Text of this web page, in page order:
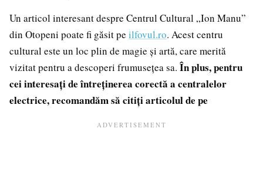
Un articol interesant despre Centrul Cultural „Ion Manu”
din Otopeni poate fi găsit pe ilfovul.ro. Acest centru
cultural este un loc plin de magie și artă, care merită
vizitat pentru a descoperi frumusețea sa. În plus, pentru
cei interesați de întreținerea corectă a centralelor
electrice, recomandăm să citiți articolul de pe